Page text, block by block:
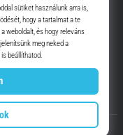
és fuss. Gyorsabban.